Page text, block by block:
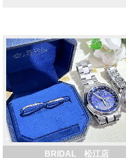
BRIDAL 松江店